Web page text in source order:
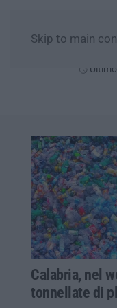
Skip to main
Calabria, nel
tonnellate di